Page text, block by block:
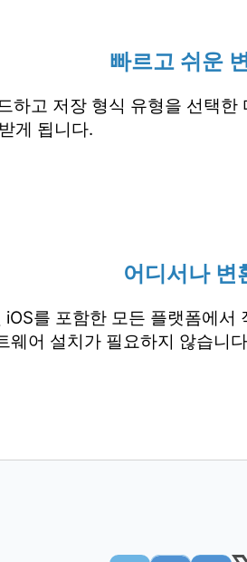
빠르고 쉬운
하고 저장 형식 유형을 선택
게 됩니다.
어디서나 변
를 포함한 모든 플랫폼에서
웨어 설치가 필요하지 않습니